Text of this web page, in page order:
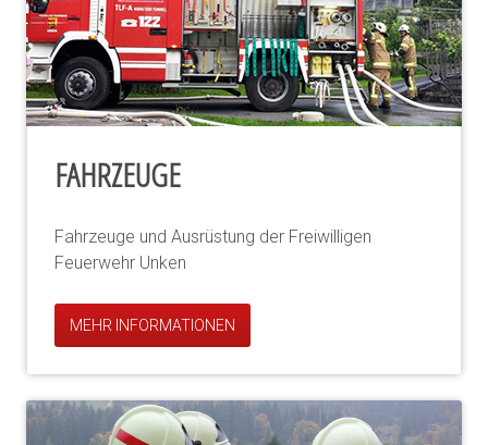
FAHRZEUGE
Fahrzeuge und Ausrüstung der Freiwilligen
Feuerwehr Unken
MEHR INFORMATIONEN